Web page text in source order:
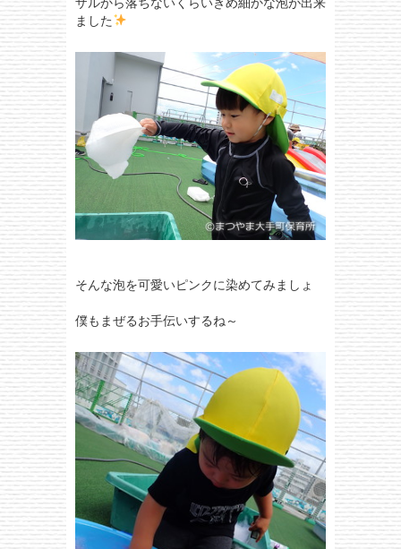
ました
そんな泡を可愛いピンクに染めてみましょ
僕もまぜるお手伝いするね～